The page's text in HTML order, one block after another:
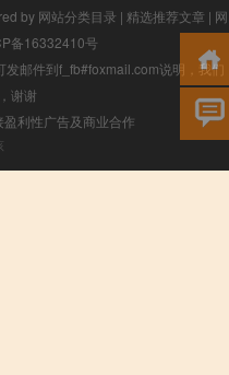
by 网站分类目录 | 精选推荐文章 | 网
备16332410号
邮件到f_fb#foxmail.com说明，我们
谢谢
利性广告及商业合作